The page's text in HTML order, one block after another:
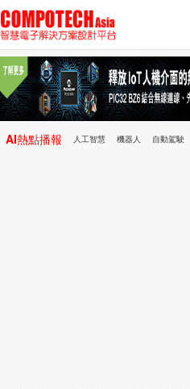
AI熱點播報 人工智慧 機器人 自動駕駛